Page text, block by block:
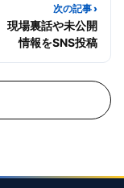
次の記事 ›
現場裏話や未公開
情報をSNS投稿